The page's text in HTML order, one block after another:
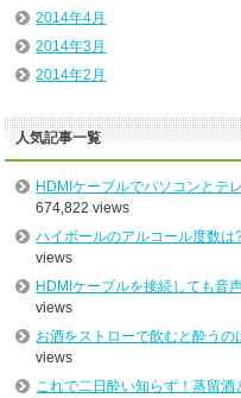
2014年4月
2014年3月
2014年2月
人気記事一覧
HDMIケーブルでパソコンとテ
674,822 views
ハイボールのアルコール度数
views
HDMIケーブルを接続しても音
views
お酒をストローで飲むと酔う
views
これで二日酔い知らず！蒸留